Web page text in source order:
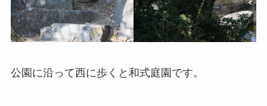
公園に沿って西に歩くと和式庭園です。